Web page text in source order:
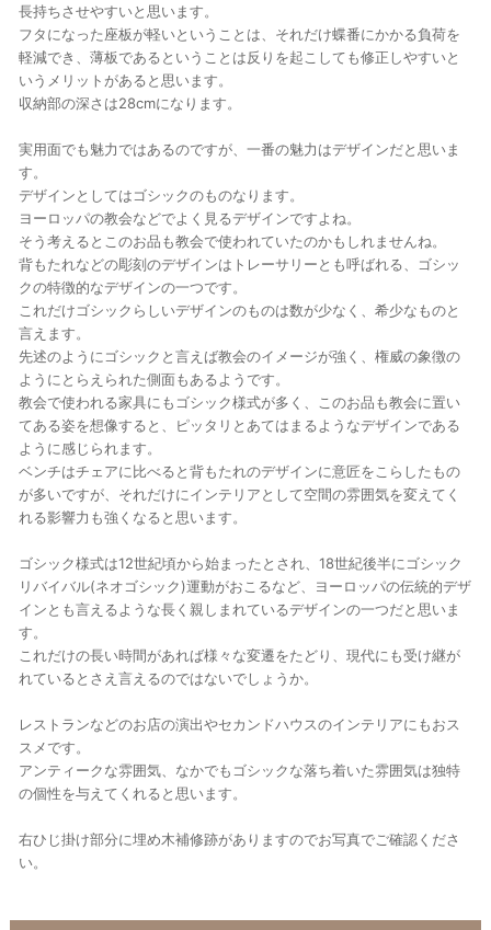
長持ちさせやすいと思います。
フタになった座板が軽いということは、それだけ蝶番にかかる負荷を
軽減でき、薄板であるということは反りを起こしても修正しやすいと
いうメリットがあると思います。
収納部の深さは28cmになります。
実用面でも魅力ではあるのですが、一番の魅力はデザインだと思いま
す。
デザインとしてはゴシックのものなります。
ヨーロッパの教会などでよく見るデザインですよね。
そう考えるとこのお品も教会で使われていたのかもしれませんね。
背もたれなどの彫刻のデザインはトレーサリーとも呼ばれる、ゴシッ
クの特徴的なデザインの一つです。
これだけゴシックらしいデザインのものは数が少なく、希少なものと
言えます。
先述のようにゴシックと言えば教会のイメージが強く、権威の象徴の
ようにとらえられた側面もあるようです。
教会で使われる家具にもゴシック様式が多く、このお品も教会に置い
てある姿を想像すると、ピッタリとあてはまるようなデザインである
ように感じられます。
ベンチはチェアに比べると背もたれのデザインに意匠をこらしたもの
が多いですが、それだけにインテリアとして空間の雰囲気を変えてく
れる影響力も強くなると思います。
ゴシック様式は12世紀頃から始まったとされ、18世紀後半にゴシック
リバイバル(ネオゴシック)運動がおこるなど、ヨーロッパの伝統的デザ
インとも言えるような長く親しまれているデザインの一つだと思いま
す。
これだけの長い時間があれば様々な変遷をたどり、現代にも受け継が
れているとさえ言えるのではないでしょうか。
レストランなどのお店の演出やセカンドハウスのインテリアにもおス
スメです。
アンティークな雰囲気、なかでもゴシックな落ち着いた雰囲気は独特
の個性を与えてくれると思います。
右ひじ掛け部分に埋め木補修跡がありますのでお写真でご確認くださ
い。